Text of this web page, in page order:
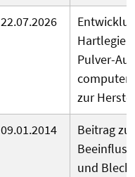
22.07.2026
Pulver-
zur
09.01.2014
Beitrag
und